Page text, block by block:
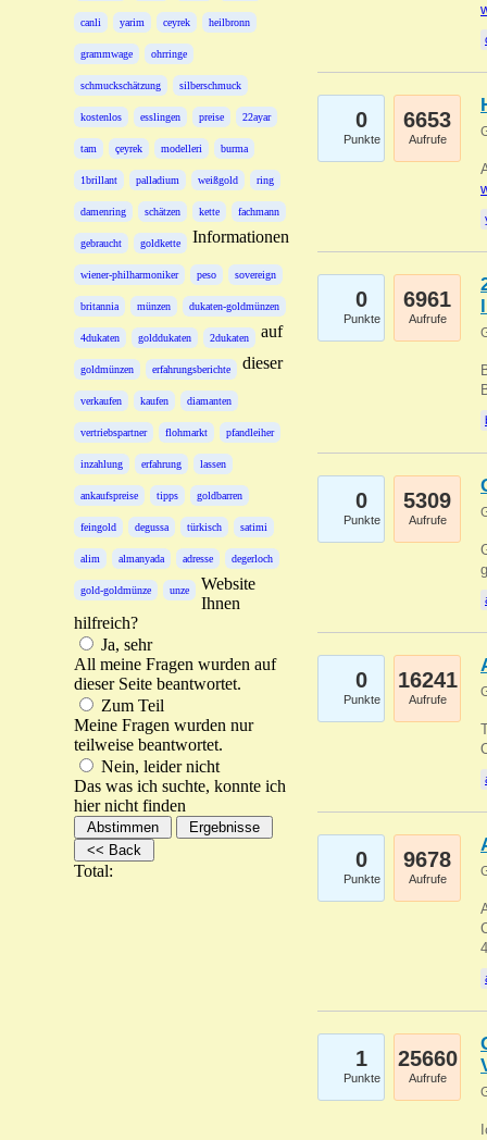
canli yarim ceyrek heilbronn
grammwage ohrringe
schmuckschätzung silberschmuck
kostenlos esslingen preise 22ayar
tam çeyrek modelleri burma
1brillant palladium weißgold ring
damenring schätzen kette fachmann
gebraucht goldkette
wiener-philharmoniker peso sovereign
britannia münzen dukaten-goldmünzen
4dukaten golddukaten 2dukaten
goldmünzen erfahrungsberichte
verkaufen kaufen diamanten
vertriebspartner flohmarkt pfandleiher
inzahlung erfahrung lassen
ankaufspreise tipps goldbarren
feingold degussa türkisch satimi
alim almanyada adresse degerloch
gold-goldmünze unze
Informationen
auf
dieser
Website
Ihnen
hilfreich?
Ja, sehr
All meine Fragen wurden auf
dieser Seite beantwortet.
Zum Teil
Meine Fragen wurden nur
teilweise beantwortet.
Nein, leider nicht
Das was ich suchte, konnte ich
hier nicht finden
Total:
0
Punkte
6653
Aufrufe
0
Punkte
6961
Aufrufe
0
Punkte
5309
Aufrufe
0
Punkte
16241
Aufrufe
0
Punkte
9678
Aufrufe
1
Punkte
25660
Aufrufe